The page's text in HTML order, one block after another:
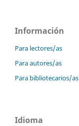
Información
Para lectores/as
Para autores/as
Para bibliotecarios/as
Idioma